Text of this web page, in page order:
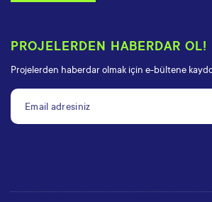
PROJELERDEN HABERDAR OL!
Projelerden haberdar olmak için e-bültene